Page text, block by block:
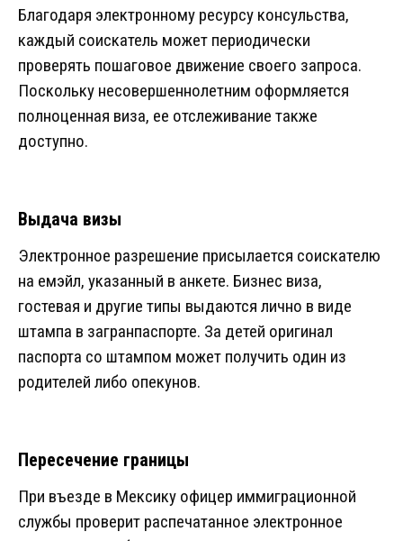
Благодаря электронному ресурсу консульства,
каждый соискатель может периодически
проверять пошаговое движение своего запроса.
Поскольку несовершеннолетним оформляется
полноценная виза, ее отслеживание также
доступно.
Выдача визы
Электронное разрешение присылается соискателю
на емэйл, указанный в анкете. Бизнес виза,
гостевая и другие типы выдаются лично в виде
штампа в загранпаспорте. За детей оригинал
паспорта со штампом может получить один из
родителей либо опекунов.
Пересечение границы
При въезде в Мексику офицер иммиграционной
службы проверит распечатанное электронное